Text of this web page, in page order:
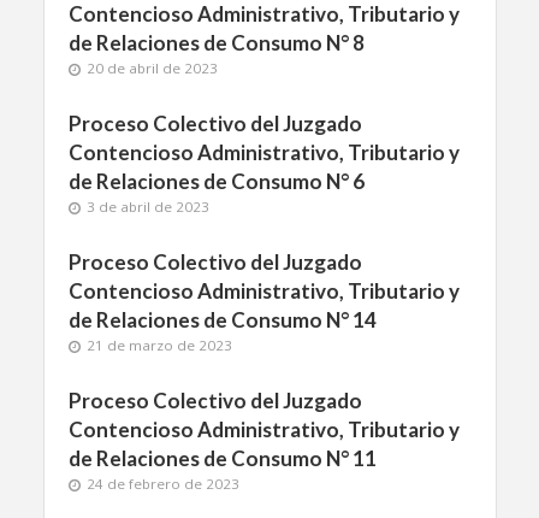
Contencioso Administrativo, Tributario y
de Relaciones de Consumo N° 8
20 de abril de 2023
Proceso Colectivo del Juzgado
Contencioso Administrativo, Tributario y
de Relaciones de Consumo N° 6
3 de abril de 2023
Proceso Colectivo del Juzgado
Contencioso Administrativo, Tributario y
de Relaciones de Consumo N° 14
21 de marzo de 2023
Proceso Colectivo del Juzgado
Contencioso Administrativo, Tributario y
de Relaciones de Consumo N° 11
24 de febrero de 2023